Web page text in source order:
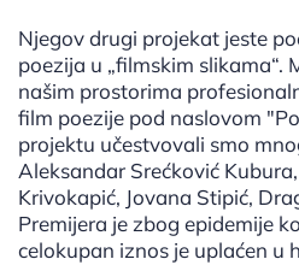
Njegov drugi projekat jeste
poezija u „filmskim slikama“.
našim prostorima
film poezije pod naslovom
projektu učestvovali smo
Aleksandar Srećković
Krivokapić, Jovana Stipić,
Premijera je zbog epidemije
celokupan iznos je uplaćen u